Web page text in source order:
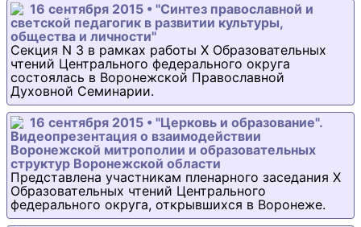
16 сентября 2015 • "Синтез православной и
светской педагогик в развитии культуры,
общества и личности"
Секция N 3 в рамках работы Х Образовательных
чтений Центрального федерального округа
состоялась в Воронежской Православной
Духовной Семинарии.
16 сентября 2015 • "Церковь и образование".
Видеопрезентация о взаимодействии
Воронежской митрополии и образовательных
структур Воронежской области
Представлена участникам пленарного заседания Х
Образовательных чтений Центрального
федерального округа, открывшихся в Воронеже.